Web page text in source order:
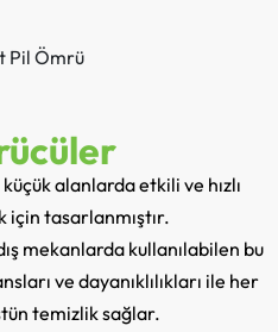
Pil Ömrü
alanlarda etkili ve hızlı
tasarlanmıştır.
mekanlarda kullanılabilen bu
ve dayanıklılıkları ile her
temizlik sağlar.